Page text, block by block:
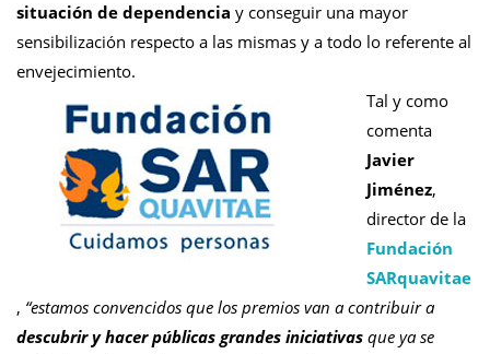
situación de dependencia y conseguir una mayor
sensibilización respecto a las mismas y a todo lo referente al
envejecimiento.
Tal y como
comenta
Javier
Jiménez,
director de la
Fundación
SARquavitae
, “estamos convencidos que los premios van a contribuir a
descubrir y hacer públicas grandes iniciativas que ya se